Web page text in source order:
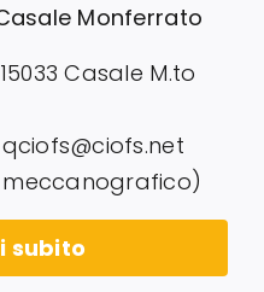
Monferrato
Casale M.to
meccanografico)
subito